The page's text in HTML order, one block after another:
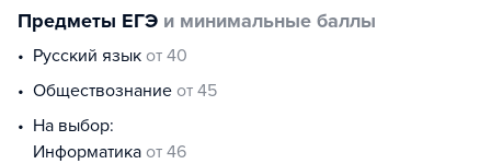
Предметы ЕГЭ и минимальные баллы
русский язык от 40
обществознание от 45
На выбор:
информатика от 46